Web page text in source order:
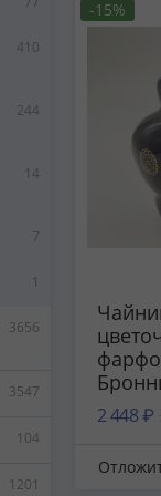
410
244
14
7
1
3656
3547
104
1201
СССР,
-15%
СССР,
2 448 ₽